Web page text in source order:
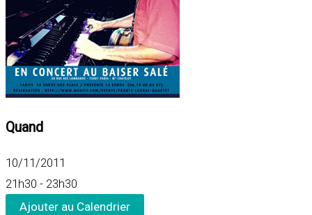
Quand
10/11/2011
21h30 - 23h30
Ajouter au Calendrier